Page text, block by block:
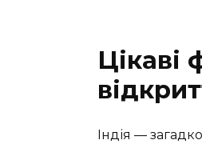
Цікаві
Індія —